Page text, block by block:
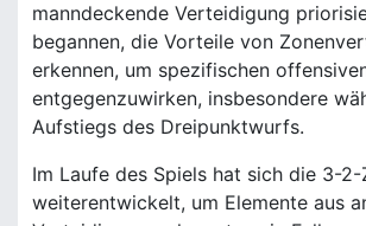
manndeckende Verteidigung
begannen, die Vorteile von
erkennen, um spezifischen
entgegenzuwirken, insbesondere
Aufstiegs des Dreipunktwurfs.
Im Laufe des Spiels hat sich die 3-2-
weiterentwickelt, um Elemente aus